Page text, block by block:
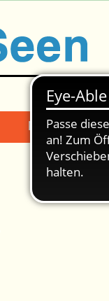
Mängelmeldung